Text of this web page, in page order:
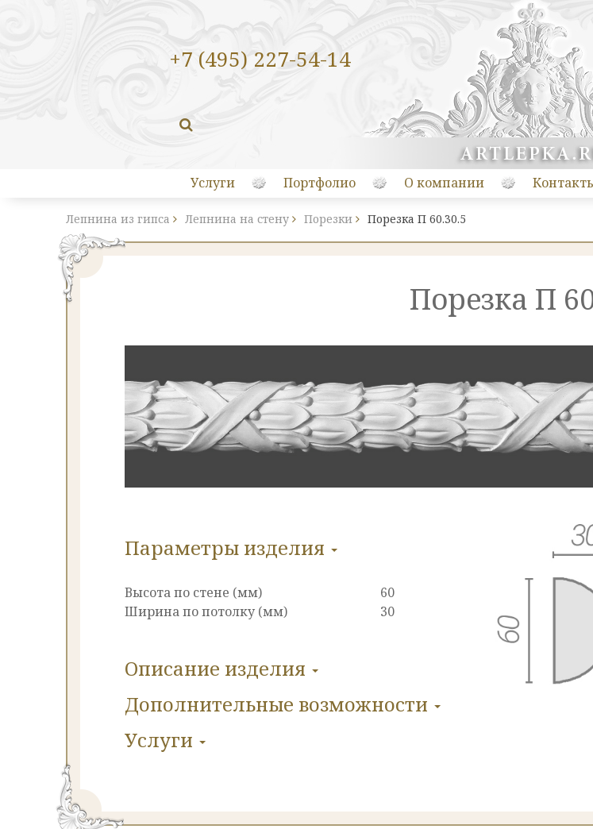
+7 (495) 227-54-14
Услуги Портфолио О компании
Лепнина из гипса Лепнина на стену Порезки Порезка П 60.30.5
Порезка П
Параметры изделия
Высота по стене (мм)
60
Ширина по потолку (мм)
30
Описание изделия
Дополнительные возможности
Услуги